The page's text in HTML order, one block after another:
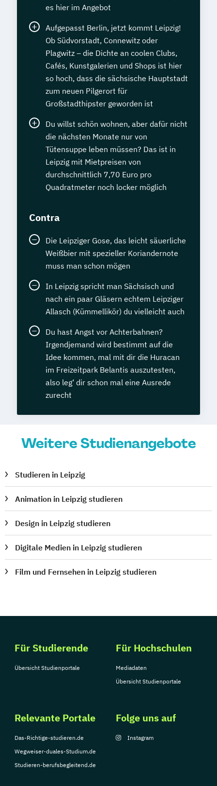
es hier im Angebot
Aufgepasst Berlin, jetzt kommt Leipzig!
Ob Südvorstadt, Connewitz oder
Plagwitz – die Dichte an coolen Clubs,
Cafés, Kunstgalerien und Shops ist hier
so hoch, dass die sächsische Hauptstadt
zum neuen Pilgerort für
Großstadthipster geworden ist
Du willst schön wohnen, aber dafür nicht
die nächsten Monate nur von
Tütensuppe leben müssen? Das ist in
Leipzig mit Mietpreisen von
durchschnittlich 7,70 Euro pro
Quadratmeter noch locker möglich
Contra
Die Leipziger Gose, das leicht säuerliche
Weißbier mit spezieller Koriandernote
muss man schon mögen
In Leipzig spricht man Sächsisch und
nach ein paar Gläsern echtem Leipziger
Allasch (Kümmellikör) du vielleicht auch
Du hast Angst vor Achterbahnen?
Irgendjemand wird bestimmt auf die
Idee kommen, mal mit dir die Huracan
im Freizeitpark Belantis auszutesten,
also leg‘ dir schon mal eine Ausrede
zurecht
Weitere Studienangebote
Studieren in Leipzig
Animation in Leipzig studieren
Design in Leipzig studieren
Digitale Medien in Leipzig studieren
Film und Fernsehen in Leipzig studieren
Für Studierende
Übersicht Studienportale
Für Hochschulen
Mediadaten
Übersicht Studienportale
Relevante Portale
Das-Richtige-studieren.de
Wegweiser-duales-Studium.de
Studieren-berufsbegleitend.de
Folge uns auf
Instagram